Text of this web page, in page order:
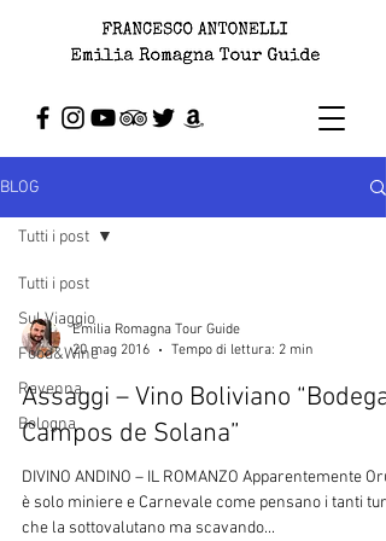
BLOG
Tutti i post
Sul Viaggio
Food&Wine
Ravenna
Bologna
Tutti i post
Emilia Romagna Tour Guide
20 mag 2016
Tempo di lettura: 2 min
Assaggi – Vino Boliviano “Bodega
Campos de Solana”
DIVINO ANDINO – IL ROMANZO Apparentemente
è solo miniere e Carnevale come pensano i tanti
che la sottovalutano ma scavando...